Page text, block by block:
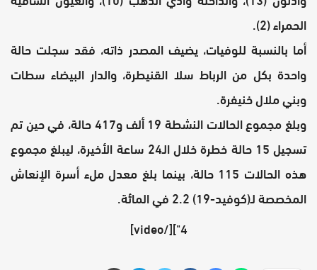
الحمراء (2).
أما بالنسبة للوفيات، يضيف المصدر ذاته، فقد سجلت حالة
واحدة بكل من الرباط سلا القنيطرة، والدار البيضاء سطات
وبني ملال خنيفرة.
وبلغ مجموع الحالات النشطة 19 ألف و417 حالة، في حين تم
تسجيل 15 حالة خطرة خلال الـ24 ساعة الأخيرة، ليبلغ مجموع
هذه الحالات 115 حالة، بينما بلغ معدل ملء أسرة الإنعاش
المخصصة لـ(كوفيد-19) 2.2 في المائة.
4"][/video]